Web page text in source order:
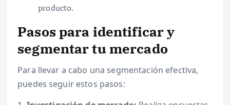
producto.
Pasos para identificar y
segmentar tu mercado
Para llevar a cabo una segmentación efectiva,
puedes seguir estos pasos: